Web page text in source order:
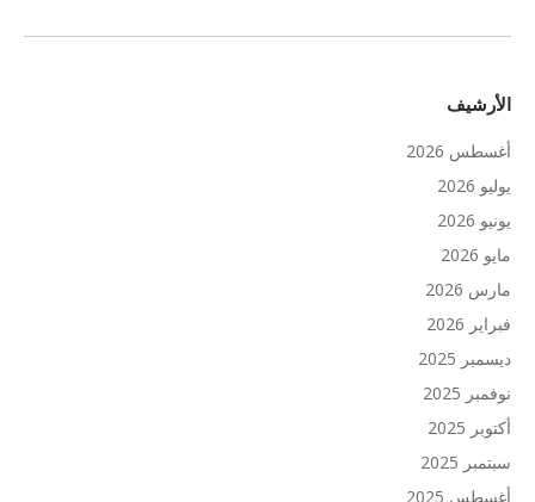
الأرشيف
أغسطس 2026
يوليو 2026
يونيو 2026
مايو 2026
مارس 2026
فبراير 2026
ديسمبر 2025
نوفمبر 2025
أكتوبر 2025
سبتمبر 2025
أغسطس 2025